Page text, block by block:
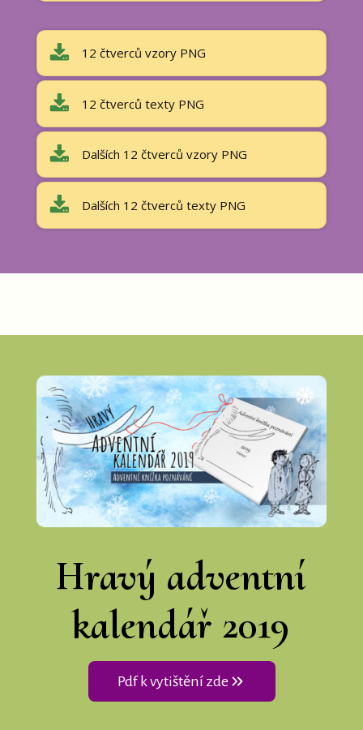
12 čtverců vzory PNG
12 čtverců texty PNG
Dalších 12 čtverců vzory PNG
Dalších 12 čtverců texty PNG
Hravý adventní
kalendář 2019
Pdf k vytištění zde